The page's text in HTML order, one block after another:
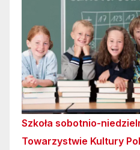
Szkoła sobotnio-
Towarzystwie Kultury